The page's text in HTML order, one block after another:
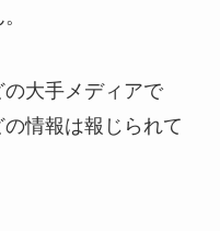
大手メディアで
情報は報じられて